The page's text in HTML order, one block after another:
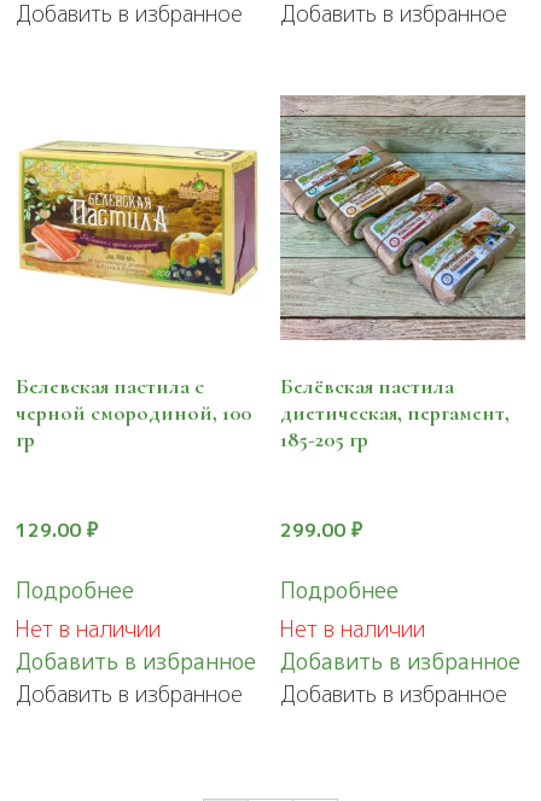
Добавить в избранное Добавить в избранное
Белевская пастила с
черной смородиной, 100
гр
129.00 ₽
Подробнее
Нет в наличии
Добавить в избранное
Добавить в избранное
Белёвская пастила
диетическая, пергамент,
185-205 гр
299.00₽
Подробнее
Нет в наличии
Добавить в избранное
Добавить в избранное